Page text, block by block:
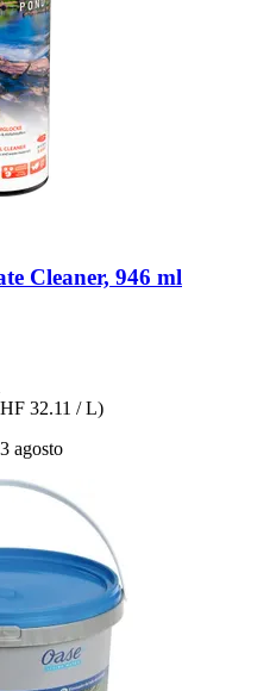
Cleaner, 946 ml
32.11 / L)
agosto